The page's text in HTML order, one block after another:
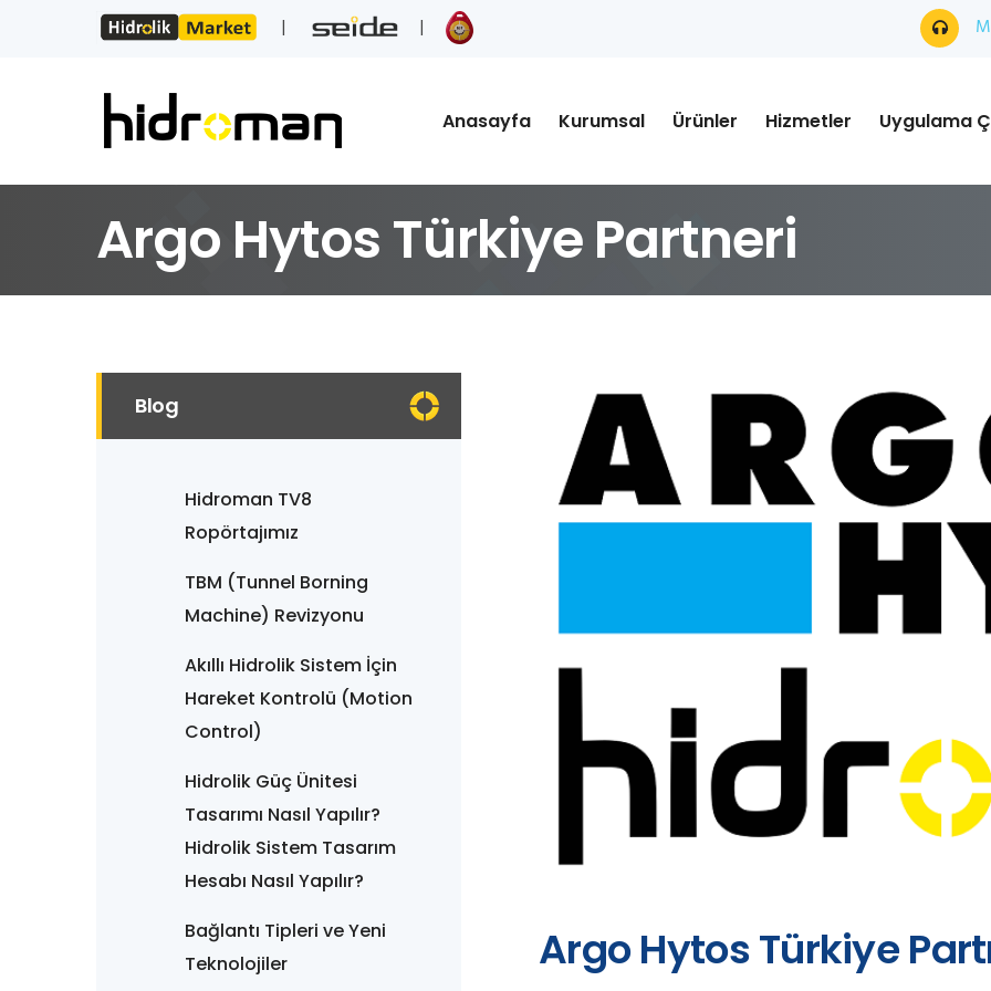
Anasayfa Kurumsal Ürünler Hizmetler Uygulama
Argo Hytos Türkiye Partneri
Argo Hytos Türkiye
Blog
Hidroman TV8
Ropörtajımız
TBM (Tunnel Borning
Machine) Revizyonu
Akıllı Hidrolik Sistem İçin
Hareket Kontrolü (Motion
Control)
Hidrolik Güç Ünitesi
Tasarımı Nasıl Yapılır?
Hidrolik Sistem Tasarım
Hesabı Nasıl Yapılır?
Bağlantı Tipleri ve Yeni
Teknolojiler